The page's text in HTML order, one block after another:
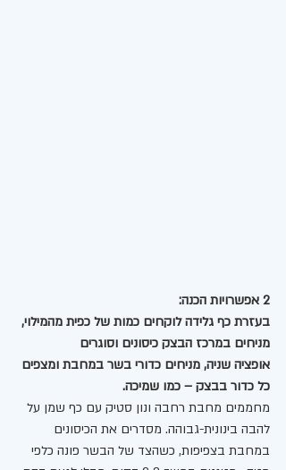
2 אפשרויות הכנה:
בעזרת כף גלידה לוקחים כמות של כפית מהמילוי,
מניחים במרכז הבצק כיסונים וסוגרים
אופציה שניה, מניחים כדורי בשר במחבת ומצפים
כל כדור בבצק – כמו שמיכה.
מחממים מחבת רחבה ונון סטיק עם כף שמן על
להבה בינונית-גבוהה. מסדרים את הכיסונים
במחבת בצפיפות, כשהצד של הבשר פונה כלפי